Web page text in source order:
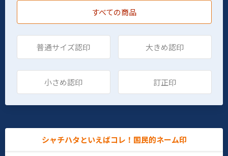
すべての商品
普通サイズ認印 大きめ認印
小さめ認印 訂正印
シャチハタといえばコレ！国民的ネーム印